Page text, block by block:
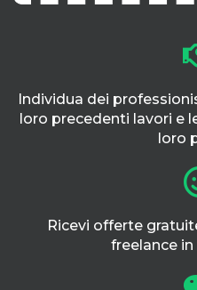
Individua dei
loro precedenti lavori e
loro
Ricevi offerte
freelance